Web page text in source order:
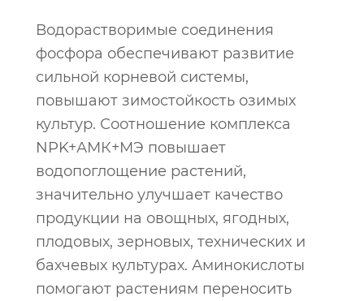
Водорастворимые соединения
фосфора обеспечивают развитие
сильной корневой системы,
повышают зимостойкость озимых
культур. Соотношение комплекса
NPK+АМК+МЭ повышает
водопоглощение растений,
значительно улучшает качество
продукции на овощных, ягодных,
плодовых, зерновых, технических и
бахчевых культурах. Аминокислоты
помогают растениям переносить